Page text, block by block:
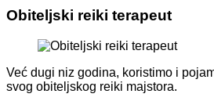
Obiteljski reiki terapeut
Već dugi niz godina, koristimo i
svog obiteljskog reiki majstora.